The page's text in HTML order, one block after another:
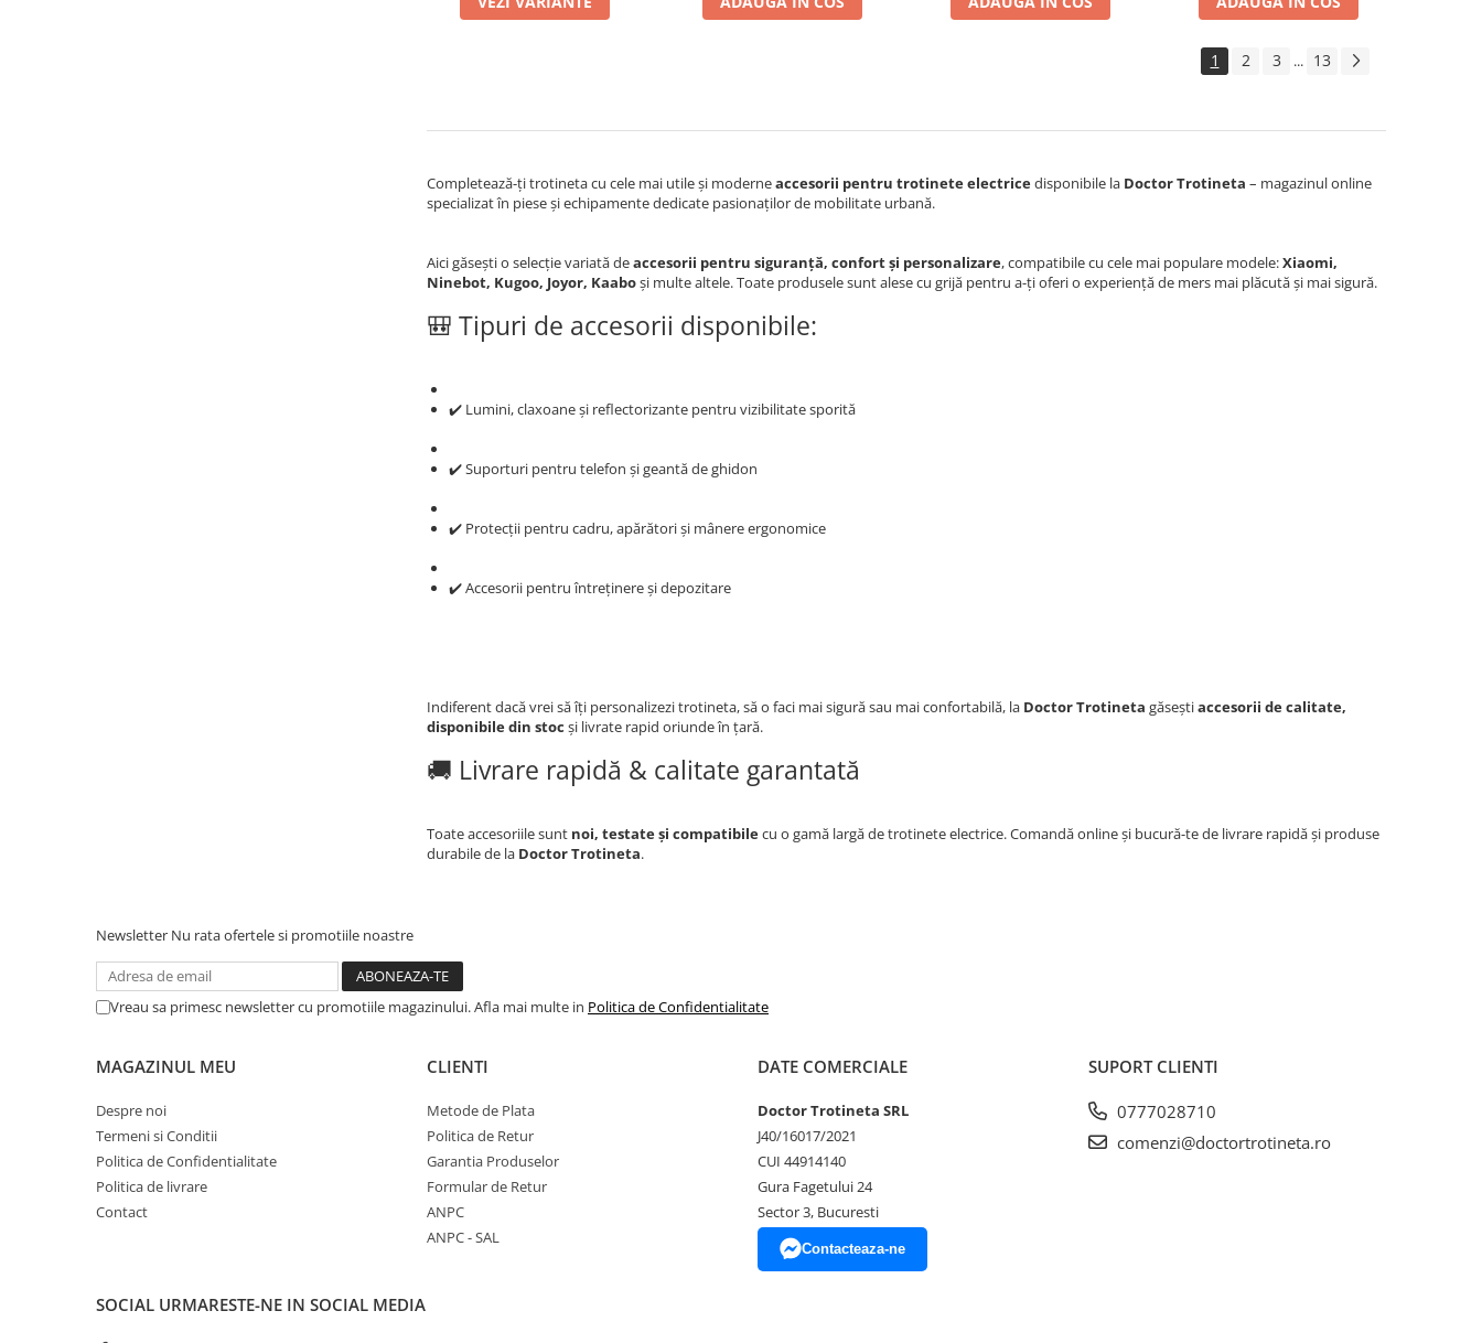
1 2 3 ... 13
Completează-ți trotineta cu cele mai utile și moderneaccesorii pentru trotinete electricedisponibile la Doctor Trotineta – magazinul online
specializat în piese și echipamente dedicate pasionaților de mobilitate urbană.
Aici găsești o selecție variată deaccesorii pentru siguranță, confort și personalizare, compatibile cu cele mai populare modele:Xiaomi,
Ninebot, Kugoo, Joyor, Kaaboși multe altele. Toate produsele sunt alese cu grijă pentru a-ți oferi o experiență de mers mai plăcută și mai sigură.
🎒 Tipuri de accesorii disponibile:
✔️ Lumini, claxoane și reflectorizante pentru vizibilitate sporită
✔️ Suporturi pentru telefon și geantă de ghidon
✔️ Protecții pentru cadru, apărători și mânere ergonomice
✔️ Accesorii pentru întreținere și depozitare
Indiferent dacă vrei să îți personalizezi trotineta, să o faci mai sigură sau mai confortabilă, la Doctor Trotineta găseștiaccesorii de calitate,
disponibile din stoc și livrate rapid oriunde în țară.
🚚 Livrare rapidă & calitate garantată
Toate accesoriile sunt noi, testate și compatibilecu o gamă largă de trotinete electrice. Comandă online și bucură-te de livrare rapidă și produse
durabile de la Doctor Trotineta.
Newsletter Nu rata ofertele si promotiile noastre
Vreau sa primesc newsletter cu promotiile magazinului. Afla mai multe in Politica de Confidentialitate
MAGAZINUL MEU
Despre noi
Termeni si Conditii
Politica de Confidentialitate
Politica de livrare
Contact
CLIENTI
Metode de Plata
Politica de Retur
Garantia Produselor
Formular de Retur
ANPC
ANPC - SAL
DATE COMERCIALE
Doctor Trotineta SRL
J40/16017/2021
CUI 44914140
Gura Fagetului 24
Sector 3, Bucuresti
Contacteaza-ne
SUPORT CLIENTI
0777028710
comenzi@doctortrotineta.ro
SOCIAL URMARESTE-NE IN SOCIAL MEDIA